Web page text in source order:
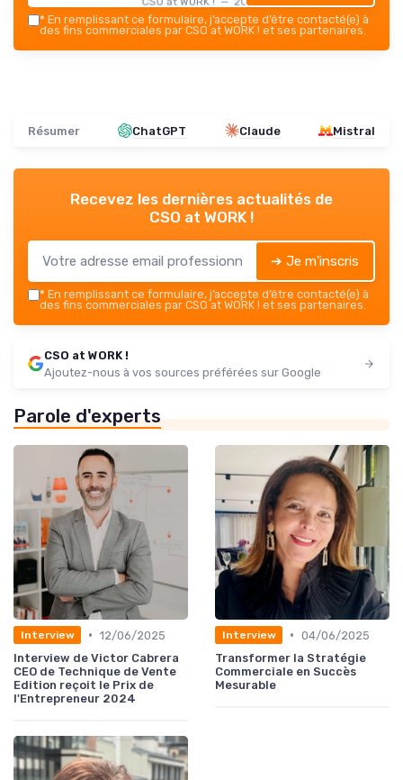
* En remplissant ce formulaire, j’accepte d’être contacté(e) à
des fins commerciales par CSO at WORK ! et ses partenaires.
Résumer ChatGPT Claude Mistral
Recevez les dernières actualités de
CSO at WORK !
➔ Je m'inscris
* En remplissant ce formulaire, j’accepte d’être contacté(e) à
des fins commerciales par CSO at WORK ! et ses partenaires.
CSO at WORK !
Ajoutez-nous à vos sources préférées sur Google
Parole d'experts
Interview • 12/06/2025
Interview de Victor Cabrera
CEO de Technique de Vente
Edition reçoit le Prix de
l'Entrepreneur 2024
Interview • 04/06/2025
Transformer la Stratégie
Commerciale en Succès
Mesurable